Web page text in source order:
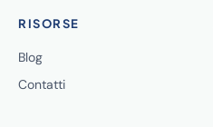
RISORSE
Blog
Contatti